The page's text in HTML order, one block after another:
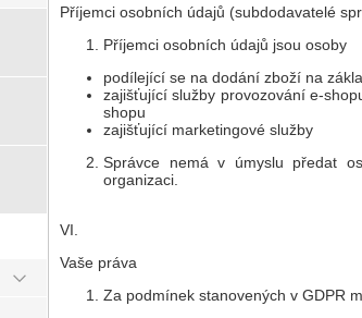
Příjemci osobních údajů (subdodavatelé
Příjemci osobních údajů jsou osoby
podílející se na dodání zboží na
zajišťující služby provozování e-
shopu
zajišťující marketingové služby
Správce nemá v úmyslu předat
organizaci.
VI.
Vaše práva
Za podmínek stanovených v GDPR